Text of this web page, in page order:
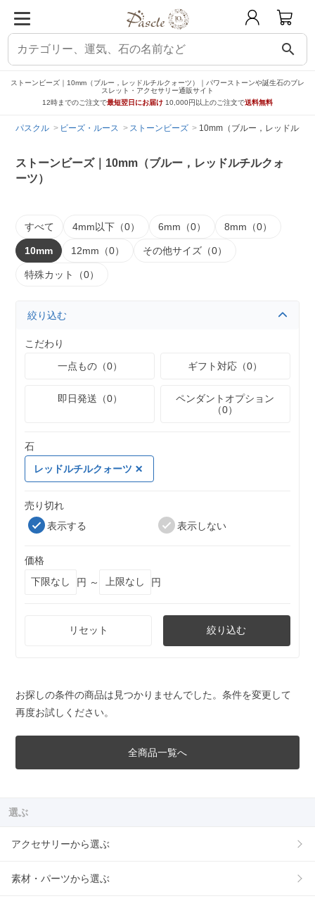
search
ストーンビーズ｜10mm（ブルー，レッドルチルクォーツ）｜パワーストーンや誕生石のブレ
スレット・アクセサリー通販サイト
12時までのご注文で最短翌日にお届け 10,000円以上のご注文で送料無料
パスクル ビーズ・ルース ストーンビーズ 10mm（ブルー，レッドルチ
ストーンビーズ｜10mm（ブルー，レッドルチルクォ
ーツ）
すべて 4mm以下（0） 6mm（0） 8mm（0）
10mm 12mm（0） その他サイズ（0）
特殊カット（0）
絞り込む
こだわり
一点もの（0）
ギフト対応（0）
即日発送（0）
ペンダントオプション
（0）
石
レッドルチルクォーツ
売り切れ
表示する
表示しない
価格
円 ～
円
リセット 絞り込む
お探しの条件の商品は見つかりませんでした。条件を変更して
再度お試しください。
全商品一覧へ
選ぶ
アクセサリーから選ぶ
素材・パーツから選ぶ